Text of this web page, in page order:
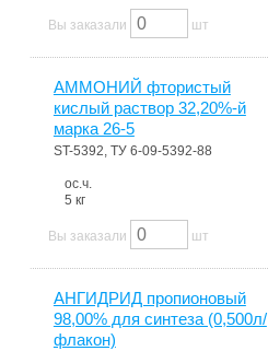
Вы заказали шт
АММОНИЙ фтористый
кислый раствор 32,20%-й
марка 26-5
ST-5392, ТУ 6-09-5392-88
ос.ч.
5 кг
Вы заказали шт
АНГИДРИД пропионовый
98,00% для синтеза (0,500л/
флакон)